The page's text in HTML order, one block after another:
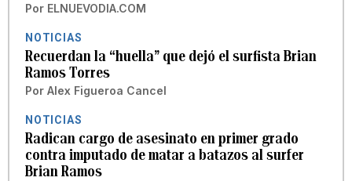
Por ELNUEVODIA.COM
NOTICIAS
Recuerdan la “huella” que dejó el surfista Brian
Ramos Torres
Por Alex Figueroa Cancel
NOTICIAS
Radican cargo de asesinato en primer grado
contra imputado de matar a batazos al surfer
Brian Ramos